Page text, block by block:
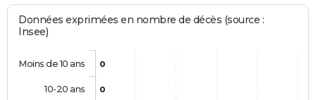
Données exprimées en nombre de décès (source :
Insee)
0
0
Moins de 10 ans
10-20 ans